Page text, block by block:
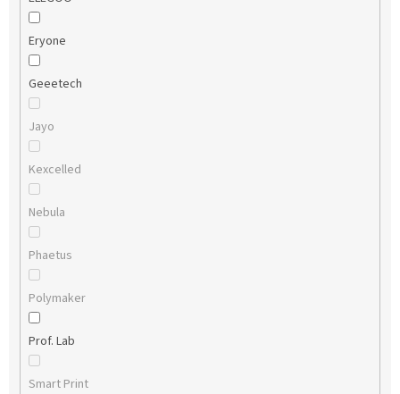
Eryone
Geeetech
Jayo
Kexcelled
Nebula
Phaetus
Polymaker
Prof. Lab
Smart Print